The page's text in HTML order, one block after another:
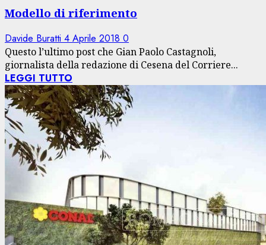
Modello di riferimento
Davide Buratti 4 Aprile 2018 0
Questo l’ultimo post che Gian Paolo Castagnoli,
giornalista della redazione di Cesena del Corriere...
LEGGI TUTTO